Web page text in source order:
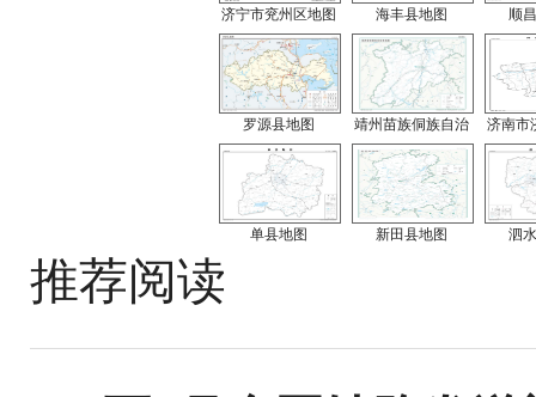
济宁市兖州区地图 海丰县地图 顺
罗源县地图 靖州苗族侗族自治 济南市
单县地图 新田县地图 泗
推荐阅读